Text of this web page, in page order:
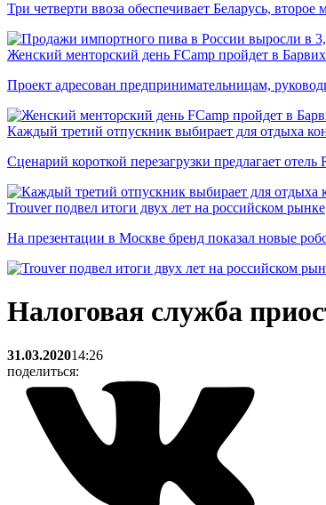
Три четверти ввоза обеспечивает Беларусь,
Женский менторский день FCamp пройдет в
Проект адресован предпринимательницам,
Каждый третий отпускник выбирает для отдыха
Сценарий короткой перезагрузки предлагает
Trouver подвел итоги двух лет на российском рынке
На презентации в Москве бренд показал новые
Налоговая служба
31.03.202014:26
поделиться: